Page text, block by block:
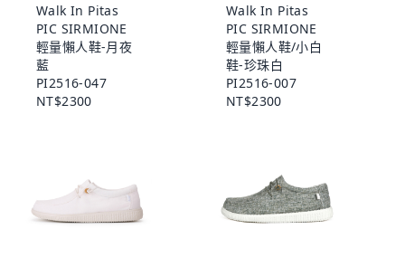
Walk In Pitas
PIC SIRMIONE
輕量懶人鞋-月夜
藍
PI2516-047
NT$2300
Walk In Pitas
PIC SIRMIONE
輕量懶人鞋/小白
鞋-珍珠白
PI2516-007
NT$2300